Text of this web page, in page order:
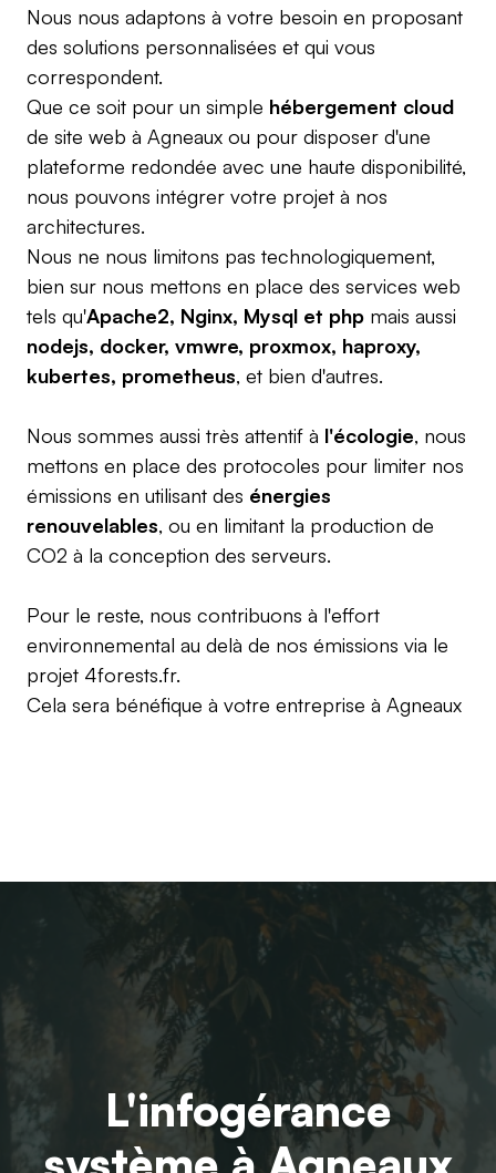
Nous nous adaptons à votre besoin en proposant
des solutions personnalisées et qui vous
correspondent.
Que ce soit pour un simple hébergement cloud
de site web à Agneaux ou pour disposer d'une
plateforme redondée avec une haute disponibilité,
nous pouvons intégrer votre projet à nos
architectures.
Nous ne nous limitons pas technologiquement,
bien sur nous mettons en place des services web
tels qu'Apache2, Nginx, Mysql et php mais aussi
nodejs, docker, vmwre, proxmox, haproxy,
kubertes, prometheus, et bien d'autres.
Nous sommes aussi très attentif à l'écologie, nous
mettons en place des protocoles pour limiter nos
émissions en utilisant des énergies
renouvelables, ou en limitant la production de
CO2 à la conception des serveurs.
Pour le reste, nous contribuons à l'effort
environnemental au delà de nos émissions via le
projet 4forests.fr.
Cela sera bénéfique à votre entreprise à Agneaux
L'infogérance